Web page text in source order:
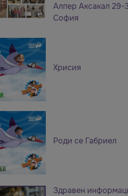
Алпер Аксакал 29-
София
Хрисия
Роди се Габриел
Здравен